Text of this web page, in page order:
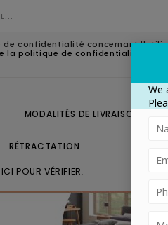
confidentialité concernant
la politique de confidentialité
MODALITÉS DE LIVRAISON
RÉTRACTATION
POUR VÉRIFIER.
We